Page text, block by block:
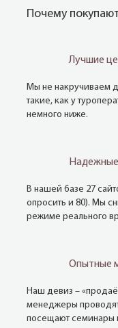
Почему
Лучшие
Мы не накручиваем
такие, как у
немного ниже.
В нашей базе 27
опросить и 80). Мы
режиме реального
Опытные
Наш девиз –
менеджеры
посещают семинары